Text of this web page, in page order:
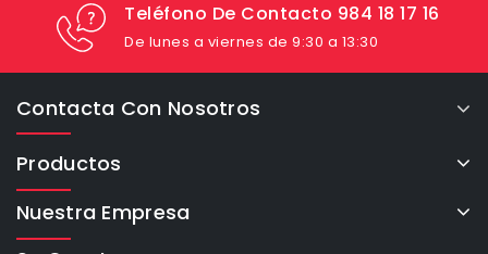
Teléfono De Contacto 984 18 17 16
De lunes a viernes de 9:30 a 13:30
Contacta Con Nosotros
Productos
Nuestra Empresa